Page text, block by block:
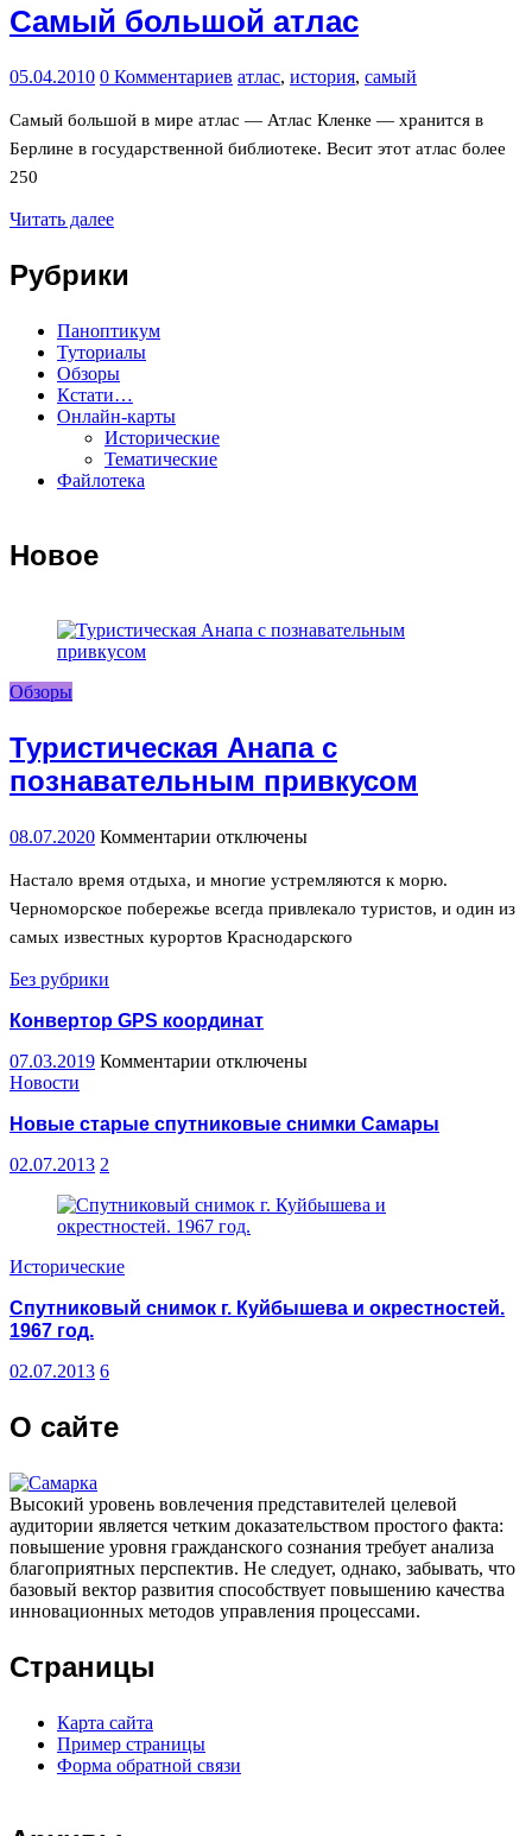
Самый большой атлас
05.04.2010 0 Комментариев атлас, история, самый
Самый большой в мире атлас — Атлас Кленке — хранится в
Берлине в государственной библиотеке. Весит этот атлас более
250
Читать далее
Рубрики
Паноптикум
Туториалы
Обзоры
Кстати…
Онлайн-карты
Исторические
Тематические
Файлотека
Новое
Обзоры
Туристическая Анапа с
познавательным привкусом
08.07.2020 Комментарии к
Туристическая
познавательным
отключены
Настало время отдыха, и многие устремляются к морю.
Черноморское побережье всегда привлекало туристов, и один из
самых известных курортов Краснодарского
Без рубрики
Конвертор GPS координат
07.03.2019 Комментарии к
GPS
отключены
Новости
Новые старые спутниковые снимки Самары
02.07.2013 2
Исторические
Спутниковый снимок г. Куйбышева и окрестностей.
1967 год.
02.07.2013 6
О сайте
Высокий уровень вовлечения представителей целевой
аудитории является четким доказательством простого факта:
повышение уровня гражданского сознания требует анализа
благоприятных перспектив. Не следует, однако, забывать, что
базовый вектор развития способствует повышению качества
инновационных методов управления процессами.
Страницы
Карта сайта
Пример страницы
Форма обратной связи